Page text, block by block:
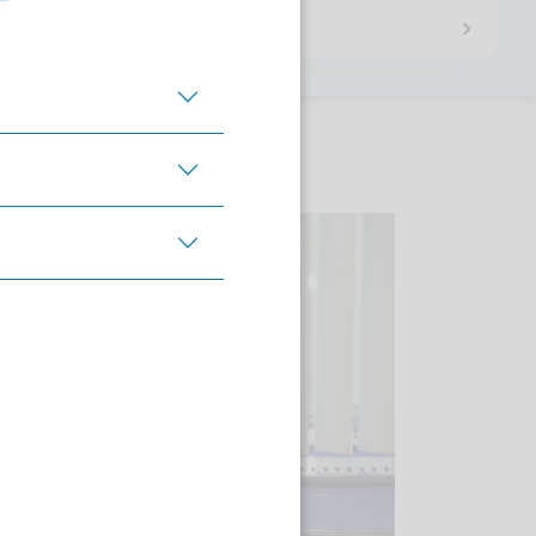
Hidden Champion.
sieht und was
Per E-Mail teilen
Auf X teilen
Auf Xing